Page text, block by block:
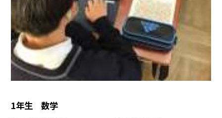
1年生 数学